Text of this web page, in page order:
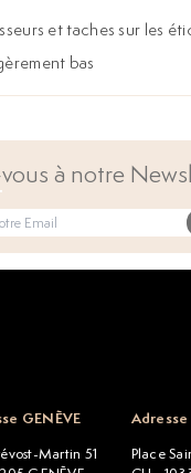
et taches sur les
bas
à notre
GENÈVE
Martin 51
Adresse
Place